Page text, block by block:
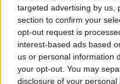
targeted advertising by us,
section to confirm your
opt-out request is
interest-based ads based
us or personal information
your opt-out. You may
disclosure of your
silpnumas, šaltas
arba žmogui
būsenoje, ypač
jaučiami